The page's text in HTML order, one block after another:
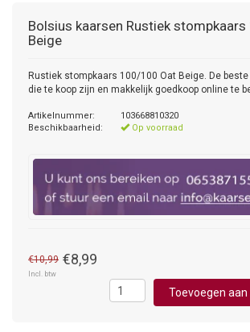
Bolsius kaarsen Rustiek
Beige
Rustiek stompkaars 100/100 Oat Beige. De
die te koop zijn en makkelijk goedkoop online te
Artikelnummer:
103668810320
Beschikbaarheid:
Op voorraad
€10,99 €8,99
Incl. btw
Toevoegen